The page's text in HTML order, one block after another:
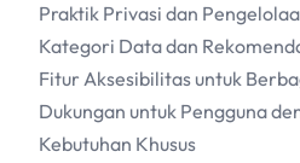
Praktik Privasi dan
Kategori Data dan
Fitur Aksesibilitas untuk
Dukungan untuk Pengguna
Kebutuhan Khusus